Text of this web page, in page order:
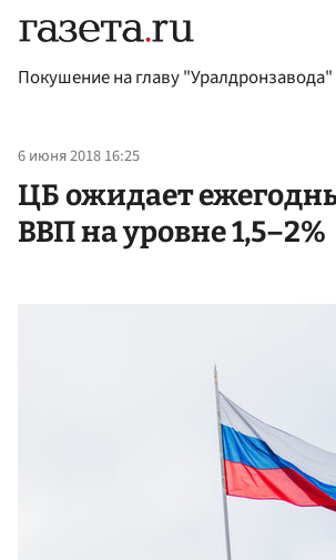
Покушение на главу "Уралдронзавода"
6 июня 2018 16:25
ЦБ ожидает
ВВП на уровне 1,5–2%